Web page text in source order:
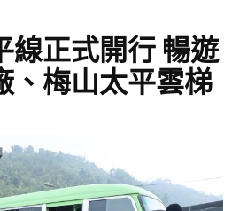
線正式開行 暢遊
、梅山太平雲梯